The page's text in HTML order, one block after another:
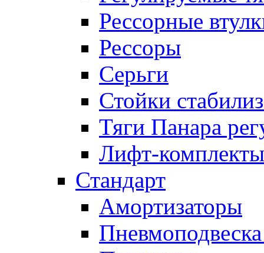
Рессорные
Рессоры
Серьги
Стойки
Тяги Панара
Лифт-
Стандарт
Амортизаторы